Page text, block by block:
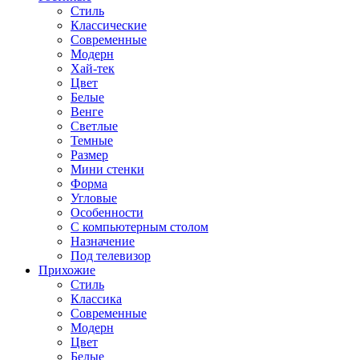
Стиль
Классические
Современные
Модерн
Хай-тек
Цвет
Белые
Венге
Светлые
Темные
Размер
Мини стенки
Форма
Угловые
Особенности
С компьютерным столом
Назначение
Под телевизор
Прихожие
Стиль
Классика
Современные
Модерн
Цвет
Белые